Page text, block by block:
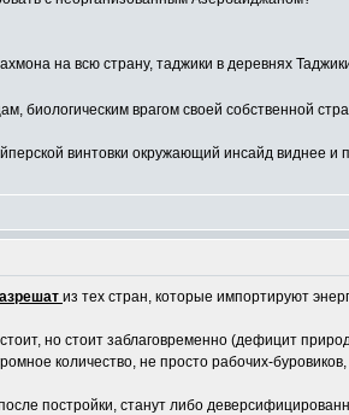
на всю страну, таджики в деревнях
биологическим врагом своей собственной
винтовки окружающий инсайд виднее и
из тех стран, которые импортируют
но стоит заблаговременно (дефицит
количество, не просто рабочих-
постройки, станут либо